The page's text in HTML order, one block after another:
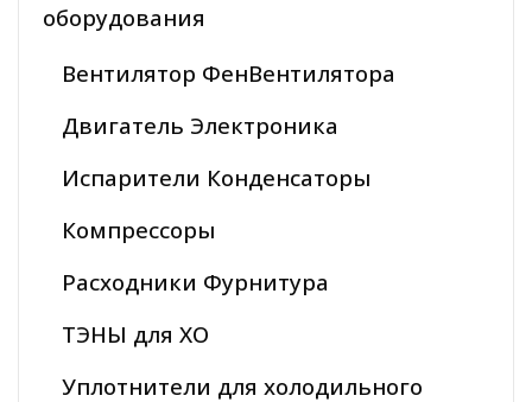
оборудования
Вентилятор ФенВентилятора
Двигатель Электроника
Испарители Конденсаторы
Компрессоры
Расходники Фурнитура
ТЭНЫ для ХО
Уплотнители для холодильного